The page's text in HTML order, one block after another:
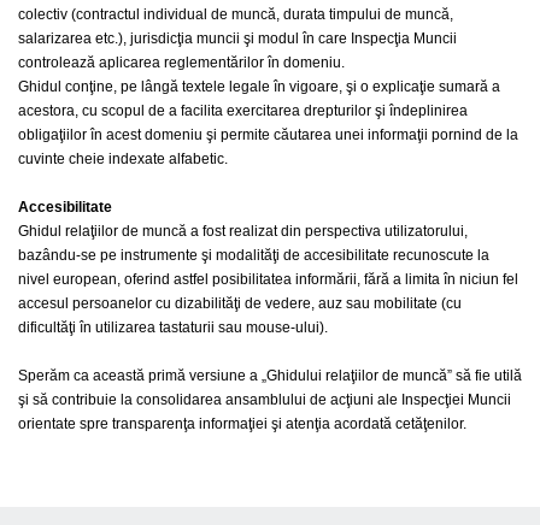
colectiv (contractul individual de muncă, durata timpului de muncă,
salarizarea etc.), jurisdicţia muncii şi modul în care Inspecţia Muncii
controlează aplicarea reglementărilor în domeniu.
Ghidul conţine, pe lângă textele legale în vigoare, şi o explicaţie sumară a
acestora, cu scopul de a facilita exercitarea drepturilor şi îndeplinirea
obligaţiilor în acest domeniu şi permite căutarea unei informaţii pornind de la
cuvinte cheie indexate alfabetic.
Accesibilitate
Ghidul relaţiilor de muncă a fost realizat din perspectiva utilizatorului,
bazându-se pe instrumente şi modalităţi de accesibilitate recunoscute la
nivel european, oferind astfel posibilitatea informării, fără a limita în niciun fel
accesul persoanelor cu dizabilităţi de vedere, auz sau mobilitate (cu
dificultăţi în utilizarea tastaturii sau mouse-ului).
Sperăm ca această primă versiune a „Ghidului relaţiilor de muncă” să fie utilă
şi să contribuie la consolidarea ansamblului de acţiuni ale Inspecţiei Muncii
orientate spre transparenţa informaţiei şi atenţia acordată cetăţenilor.